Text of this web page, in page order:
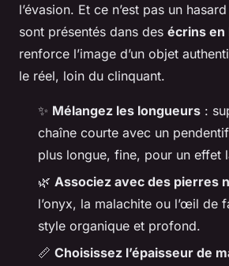
l’évasion. Et ce n’est pas un
sont présentés dans des écrins en
renforce l’image d’un objet
le réel, loin du clinquant.
✨ Mélangez les longueurs :
chaîne courte avec un
plus longue, fine, pour un effet
🌿 Associez avec des pierres
l’onyx, la malachite ou l’œil de
style organique et profond.
📏 Choisissez l’épaisseur de